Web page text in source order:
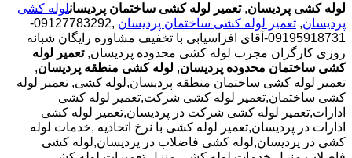
لوله کشی پردیسان,تعمیر لوله کشی ساختمان پردیسانلوله کشی
پردیسان, تعمیر لوله کشی ساختمان پردیسان
,09127783292-
09195918731-آقای افراسیابی با تخفیف مشاوره رایگان شبانه
روزی کارگران مجرب لوله کشی محدوده پردیسان,تعمیر لوله
کشی ساختمان محدوده پردیسان, لوله کشی منطقه پردیسان,
تعمیر لوله کشی ساختمان منطقه پردیسان,لوله کشی, تعمیر لوله
کشی ساختمان,تعمیر لوله کشی شرکت,تعمیر لوله کشی
ادارات,تعمیر لوله کشی شرکت در پردیسان,تعمیر لوله کشی
ادارات در پردیسان,تعمیر لوله کشی با نرخ اتحادیه ,خدمات لوله
کشی در پردیسان,لوله کشی فاضلاب در پردیسان,لوله کشی